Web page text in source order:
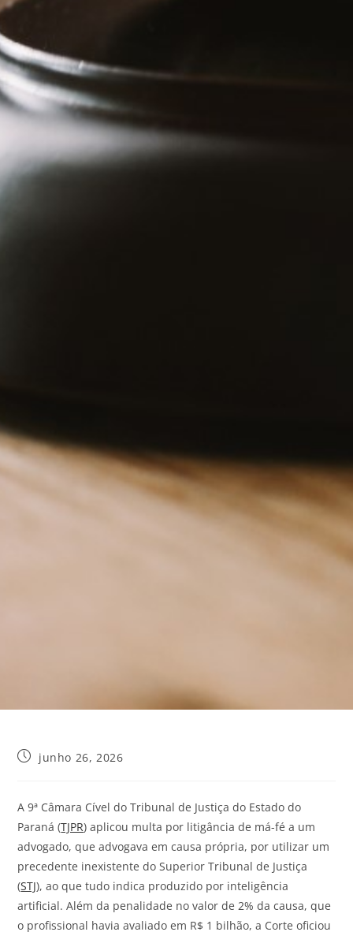
junho 26, 2026
A 9ª Câmara Cível do Tribunal de Justiça do Estado do
Paraná (TJPR) aplicou multa por litigância de má-fé a um
advogado, que advogava em causa própria, por utilizar um
precedente inexistente do Superior Tribunal de Justiça
(STJ), ao que tudo indica produzido por inteligência
artificial. Além da penalidade no valor de 2% da causa, que
o profissional havia avaliado em R$ 1 bilhão, a Corte oficiou